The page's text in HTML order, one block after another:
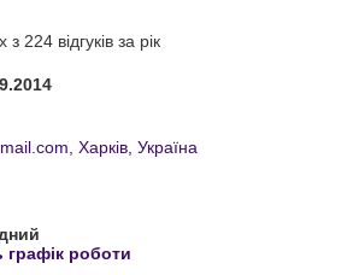
224 відгуків за рік
Харків, Україна
графік роботи